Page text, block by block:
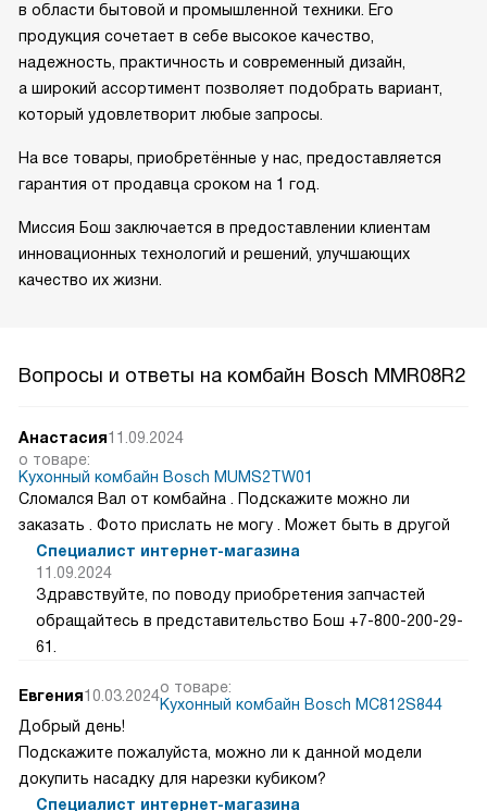
в области бытовой и промышленной техники. Его
продукция сочетает в себе высокое качество,
надежность, практичность и современный дизайн,
а широкий ассортимент позволяет подобрать вариант,
который удовлетворит любые запросы.
На все товары, приобретённые у нас, предоставляется
гарантия от продавца сроком на 1 год.
Миссия Бош заключается в предоставлении клиентам
инновационных технологий и решений, улучшающих
качество их жизни.
Вопросы и ответы на комбайн Bosch MMR08R2
Анастасия11.09.2024
о товаре:
Кухонный комбайн Bosch MUMS2TW01
Сломался Вал от комбайна . Подскажите можно ли
заказать . Фото прислать не могу . Может быть в другой
Специалист интернет-магазина
11.09.2024
Здравствуйте, по поводу приобретения запчастей
обращайтесь в представительство Бош +7-800-200-29-
61.
Евгения10.03.2024о товаре:
Кухонный комбайн Bosch MC812S844
Добрый день!
Подскажите пожалуйста, можно ли к данной модели
докупить насадку для нарезки кубиком?
Специалист интернет-магазина